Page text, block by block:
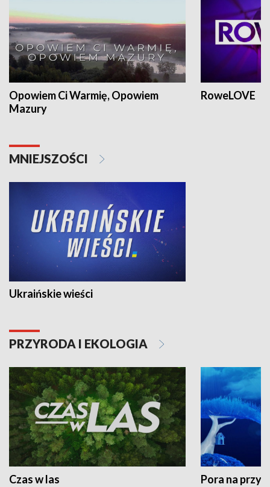
Opowiem Ci Warmię, Opowiem
Mazury
RoweLOVE
MNIEJSZOŚCI
Ukraińskie wieści
PRZYRODA I EKOLOGIA
Czas w las Pora na